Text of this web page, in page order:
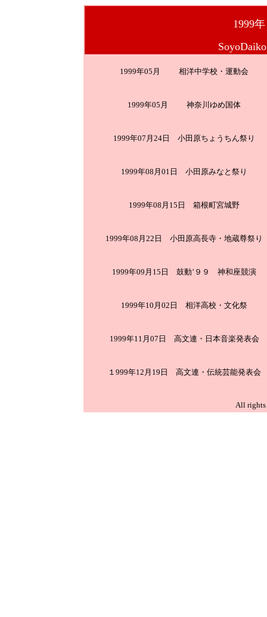
1999
1999年05月 相洋中学校・運動会
1999年05月 神奈川ゆめ国体
1999年07月24日 小田原ちょうちん祭り
1999年08月01日 小田原みなと祭り
1999年08月15日 箱根町宮城野
1999年08月22日 小田原高長寺・地蔵尊祭り
1999年09月15日 鼓動’９９ 神和座競演
1999年10月02日 相洋高校・文化祭
1999年11月07日 高文連・日本音楽発表会
１999年12月19日 高文連・伝統芸能発表会
All rights